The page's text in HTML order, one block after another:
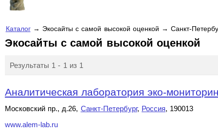
Каталог→ Экосайты с самой высокой оценкой → Санкт-
Экосайты с самой высокой оценкой
Результаты 1 - 1 из 1
Аналитическая лаборатория эко-
Московский пр., д.26, Санкт-Петербург, Россия, 190013
www.alem-lab.ru